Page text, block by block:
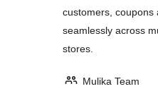
customers, coupons
seamlessly across
stores.
Mulika Team